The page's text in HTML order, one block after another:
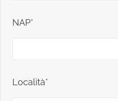
NAP*
Località*